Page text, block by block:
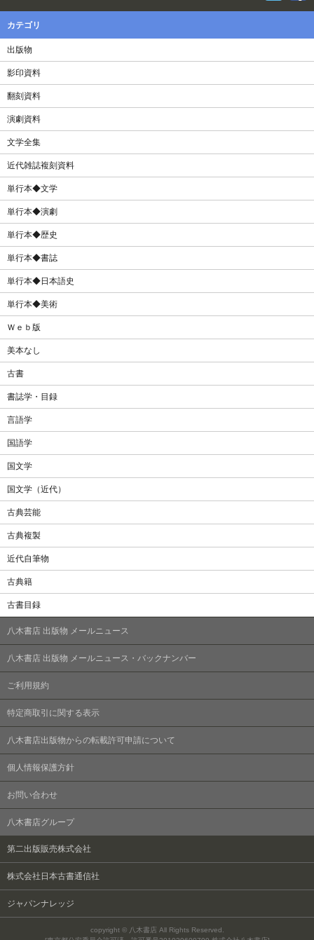
カテゴリ
出版物
影印資料
翻刻資料
演劇資料
文学全集
近代雑誌複刻資料
単行本◆文学
単行本◆演劇
単行本◆歴史
単行本◆書誌
単行本◆日本語史
単行本◆美術
Ｗｅｂ版
美本なし
古書
書誌学・目録
言語学
国語学
国文学
国文学（近代）
古典芸能
古典複製
近代自筆物
古典籍
古書目録
八木書店 出版物 メールニュース
八木書店 出版物 メールニュース・バックナンバー
ご利用規約
特定商取引に関する表示
八木書店出版物からの転載許可申請について
個人情報保護方針
お問い合わせ
八木書店グループ
copyright © 八木書店 All Rights Reserved.
第二出版販売株式会社
株式会社日本古書通信社
ジャパンナレッジ